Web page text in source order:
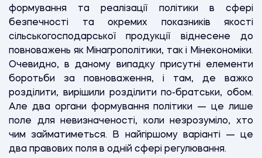
формування та реалізації політики в сфері
безпечності та окремих показників якості
сільськогосподарської продукції віднесене до
повноважень як Мінагрополітики, так і Мінекономіки.
Очевидно, в даному випадку присутні елементи
боротьби за повноваження, і там, де важко
розділити, вирішили розділити по-братськи, обом.
Але два органи формування політики — це лише
поле для невизначеності, коли незрозуміло, хто
чим займатиметься. В найгіршому варіанті — це
два правових поля в одній сфері регулювання.